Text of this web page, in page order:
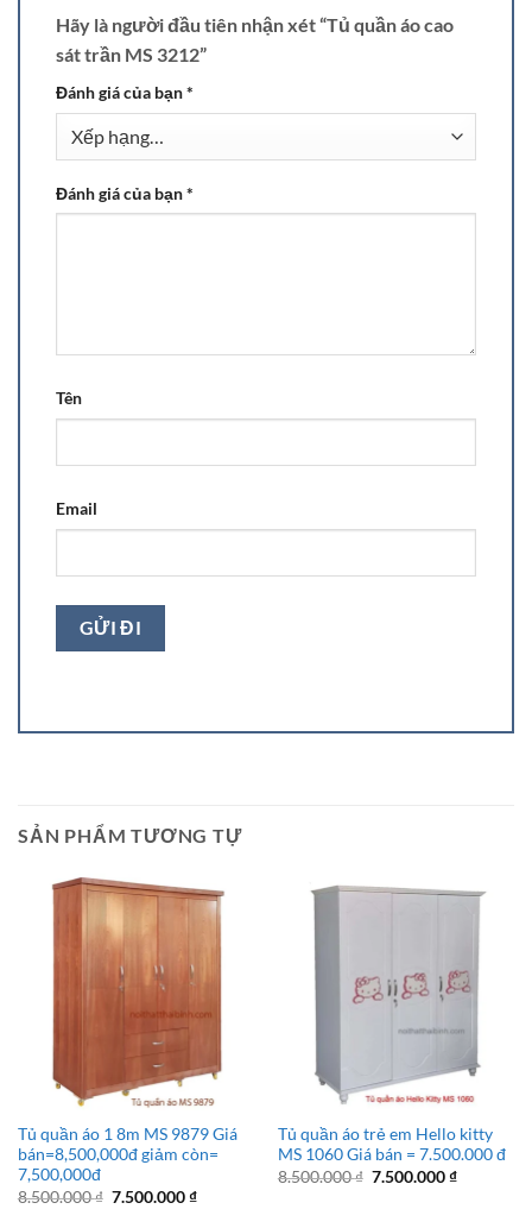
Hãy là người đầu tiên nhận xét “Tủ quần áo cao
sát trần MS 3212”
Đánh giá của bạn*
Đánh giá của bạn*
Tên
Email
SẢN PHẨM TƯƠNG TỰ
Tủ quần áo 1 8m MS 9879 Giá
bán=8,500,000đ giảm còn=
7,500,000đ
8.500.000₫ Giá
7.500.000₫Giá
Tủ quần áo trẻ em Hello kitty
MS 1060 Giá bán = 7.500.000 đ
8.500.000₫ Giá
7.500.000₫Giá